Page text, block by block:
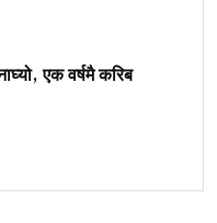
एक वर्षमै करिब